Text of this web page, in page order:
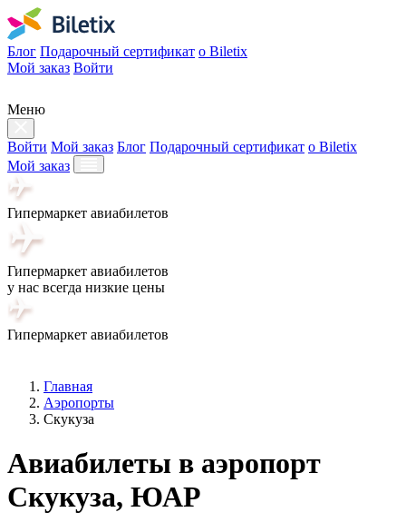
Блог Подарочный сертификат о Biletix
Мой заказ Войти
Меню
Войти Мой заказ Блог Подарочный сертификат о Biletix
Мой заказ
Гипермаркет авиабилетов
Гипермаркет авиабилетов
у нас всегда низкие цены
Гипермаркет авиабилетов
Главная
Аэропорты
Скукуза
Авиабилеты в аэропорт
Скукуза, ЮАР